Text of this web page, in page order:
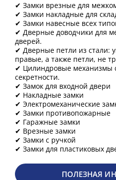
✔ Замки врезные для
✔ Замки накладные для
✔ Замки навесные всех
✔ Дверные доводчики для
дверей.
✔ Дверные петли из стали:
правые, а также петли, не
✔ Цилиндровые механизмы
секретности.
✔ Замок для входной двери
✔ Накладные замки
✔ Электромеханические
✔ Замки противопожарные
✔ Гаражные замки
✔ Врезные замки
✔ Замки с ручкой
✔ Замки для пластиковых
ПОЛЕЗНАЯ